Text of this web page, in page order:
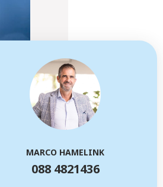
MARCO HAMELINK
088 4821436